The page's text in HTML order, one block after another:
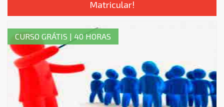
Matricular!
CURSO GRÁTIS | 40 HORAS